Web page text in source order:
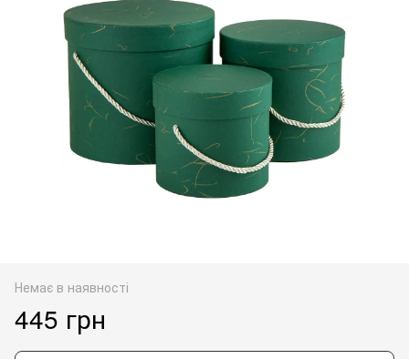
Немає в наявності
445 грн